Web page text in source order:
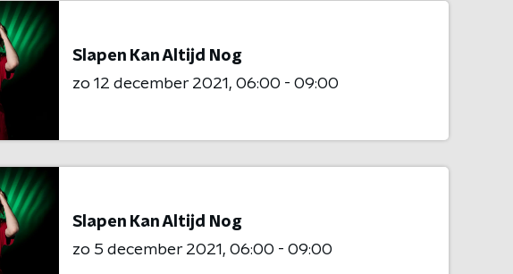
Slapen Kan Altijd Nog
zo 12 december 2021
06:00 - 09:00
Slapen Kan Altijd Nog
zo 5 december 2021
06:00 - 09:00